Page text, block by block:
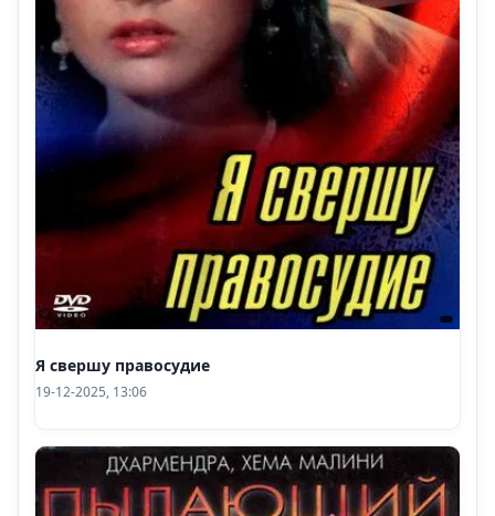
Я свершу правосудие
19-12-2025, 13:06